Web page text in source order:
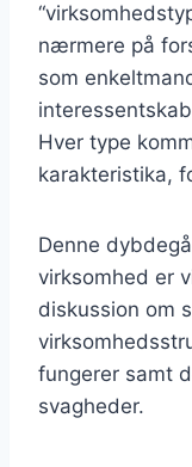
nærmere på
som
Hver type
karakteristika,
Denne
virksomhed er
diskussion om
fungerer samt
svagheder.